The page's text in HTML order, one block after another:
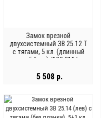
Замок врезной
двухсистемный ЗВ 25.12 Т
с тягами, 5 кл. (длинный
кл. 54 мм) /123:211/
5 508 р.